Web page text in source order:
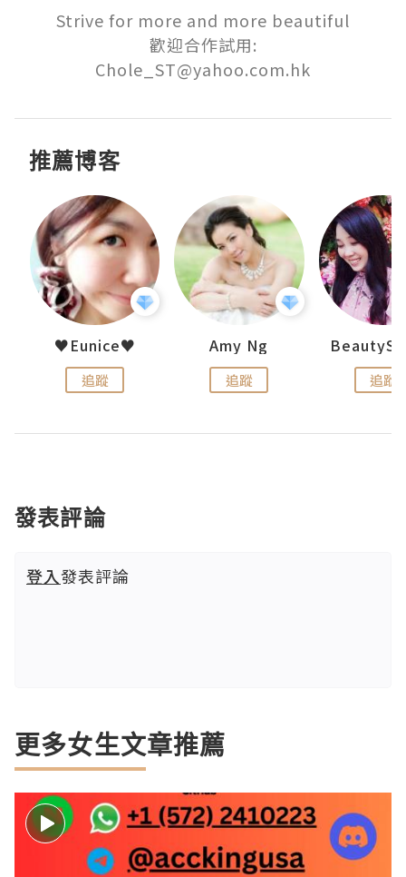
Strive for more and more beautiful
歡迎合作試用:
Chole_ST@yahoo.com.hk
推薦博客
♥Eunice♥
追蹤
Amy Ng
追蹤 追蹤
發表評論
登入發表評論
更多女生文章推薦